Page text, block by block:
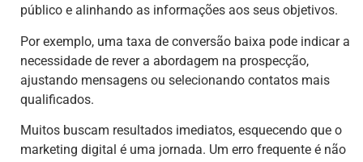
público e alinhando as informações aos seus objetivos.
Por exemplo, uma taxa de conversão baixa pode indicar a
necessidade de rever a abordagem na prospecção,
ajustando mensagens ou selecionando contatos mais
qualificados.
Muitos buscam resultados imediatos, esquecendo que o
marketing digital é uma jornada. Um erro frequente é não